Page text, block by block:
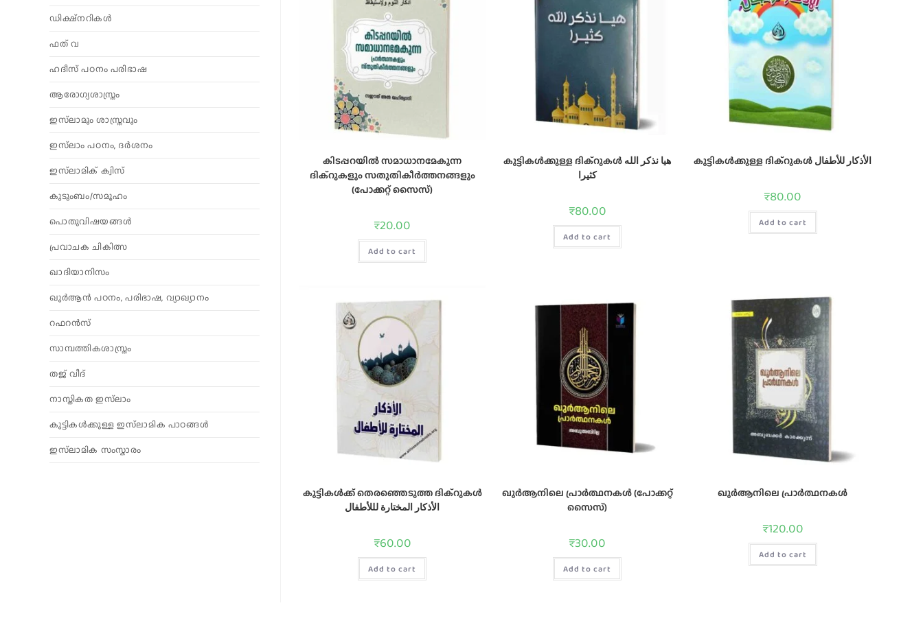
കിടപ്പറയില്‍ സമാധാനമേകുന്ന
ദിക്‌റുകളും സതുതികീര്‍ത്തനങ്ങളും
(പോക്കറ്റ് സൈസ്)
₹20.00
Add to cart
കുട്ടികള്‍ക്കുള്ള ദിക്റുകള്‍ هيا نذكر الله
كثيرا
₹80.00
Add to cart
കുട്ടികള്‍ക്കുള്ള ദിക്റുകള്‍ الأذكار للأطفال
₹80.00
Add to cart
കുട്ടികൾക്ക് തെരഞ്ഞെടുത്ത ദിക്റുകള്‍
الأذكار المختارة لللأطفال
₹60.00
Add to cart
ഖുർആനിലെ പ്രാർത്ഥനകൾ (പോക്കറ്റ്
സൈസ്)
₹30.00
Add to cart
ഖുർആനിലെ പ്രാർത്ഥനകൾ
₹120.00
Add to cart
ഡിക്ഷ്നറികൾ
ഫത് വ
ഹദീസ് പഠനം പരിഭാഷ
ആരോഗ്യശാസ്ത്രം
ഇസ്‌ലാമും ശാസ്ത്രവും
ഇസ്‌ലാം പഠനം, ദർശനം
ഇസ്‌ലാമിക് ക്വിസ്
കുടുംബം/സമൂഹം
പൊതുവിഷയങ്ങൾ
പ്രവാചക ചികിത്സ
ഖാദിയാനിസം
ഖുർആൻ പഠനം, പരിഭാഷ, വ്യാഖ്യാനം
റഫറൻസ്
സാമ്പത്തികശാസ്ത്രം
തജ് വീദ്
നാസ്തികത ഇസ്‌ലാം
കുട്ടികൾക്കുള്ള ഇസ്‌ലാമിക പാഠങ്ങൾ
ഇസ്‌ലാമിക സംസ്കാരം